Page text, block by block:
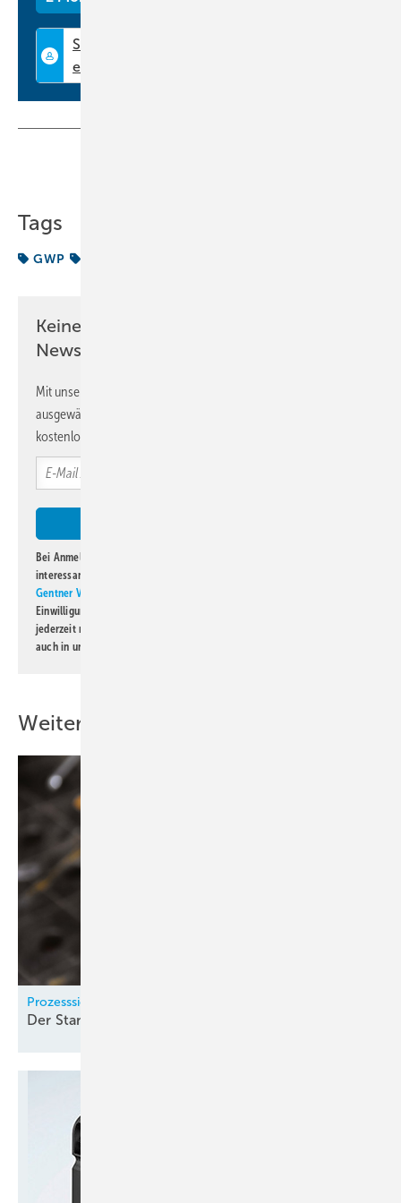
Tags
GWP
Keine Zeit? Kein Problem mit dem KK
Newsletter!
Mit unserem Newsletter erhalten Sie regelmäßig von uns
ausgewählte Informationen und Neuigkeiten, gebündelt und
kostenlos direkt ins Postfach.
Bei Anmeldung zu diesem Newsletter bin ich damit einverstanden, über
interessante Verlags- und Online-Angebote
Gentner Verlag GmbH & Co. KG
Einwilligung kann ich jederzeit widerrufen und eine Abmeldung ist
jederzeit möglich. Informationen zum Umgang mit Daten finden Sie
auch in unserer
Weitere Inhalte
Prozesssicheres Löten mit Tiefeninduktion
Der Stand der